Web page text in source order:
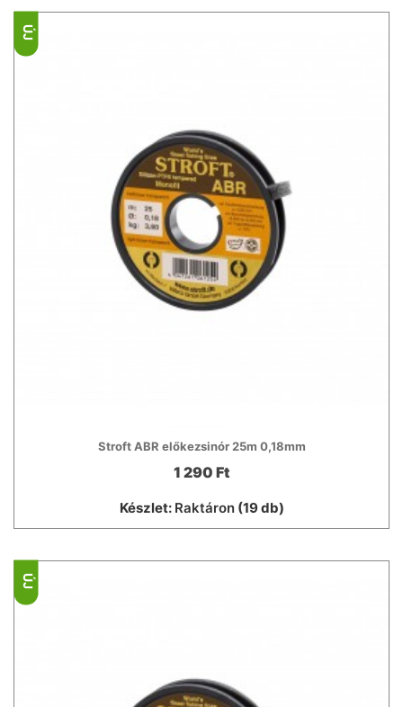
Stroft ABR előkezsinór 25m 0,18mm
1 290 Ft
Készlet: Raktáron(19 db)
ÚJ
ÚJ